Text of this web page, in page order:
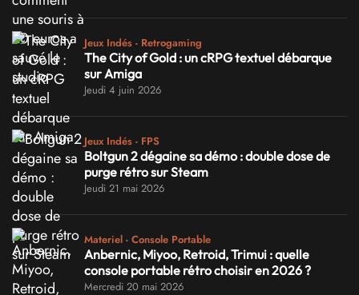
Jeux Indés - Retrogaming
The City of Gold : un cRPG textuel débarque
sur Amiga
Jeudi 4 juin 2026
Jeux Indés - FPS
Boltgun 2 dégaine sa démo : double dose de
purge rétro sur Steam
Jeudi 21 mai 2026
Materiel - Console Portable
Anbernic, Miyoo, Retroid, Trimui : quelle
console portable rétro choisir en 2026 ?
Mercredi 20 mai 2026